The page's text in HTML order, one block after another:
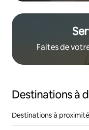
Faites de
Destinations à
Destinations à proximité